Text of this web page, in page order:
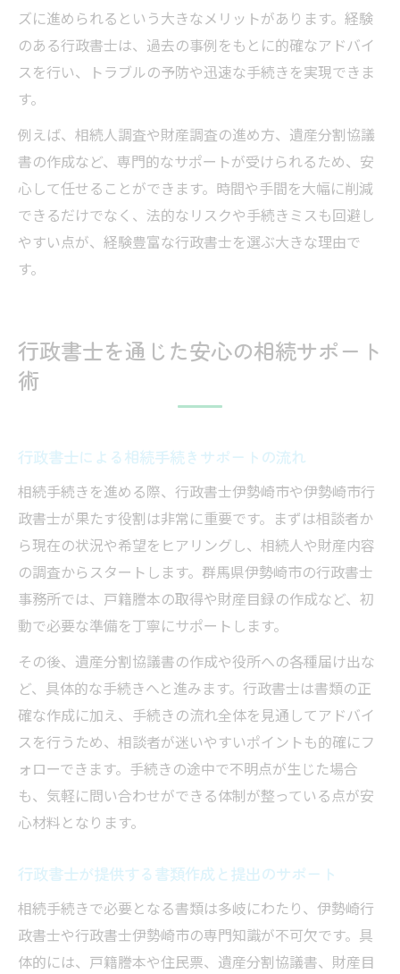
ズに進められるという大きなメリットがあります。経験
のある行政書士は、過去の事例をもとに的確なアドバイ
スを行い、トラブルの予防や迅速な手続きを実現できま
す。
例えば、相続人調査や財産調査の進め方、遺産分割協議
書の作成など、専門的なサポートが受けられるため、安
心して任せることができます。時間や手間を大幅に削減
できるだけでなく、法的なリスクや手続きミスも回避し
やすい点が、経験豊富な行政書士を選ぶ大きな理由で
す。
行政書士を通じた安心の相続サポート
術
行政書士による相続手続きサポートの流れ
相続手続きを進める際、行政書士伊勢崎市や伊勢崎市行
政書士が果たす役割は非常に重要です。まずは相談者か
ら現在の状況や希望をヒアリングし、相続人や財産内容
の調査からスタートします。群馬県伊勢崎市の行政書士
事務所では、戸籍謄本の取得や財産目録の作成など、初
動で必要な準備を丁寧にサポートします。
その後、遺産分割協議書の作成や役所への各種届け出な
ど、具体的な手続きへと進みます。行政書士は書類の正
確な作成に加え、手続きの流れ全体を見通してアドバイ
スを行うため、相談者が迷いやすいポイントも的確にフ
ォローできます。手続きの途中で不明点が生じた場合
も、気軽に問い合わせができる体制が整っている点が安
心材料となります。
行政書士が提供する書類作成と提出のサポート
相続手続きで必要となる書類は多岐にわたり、伊勢崎行
政書士や行政書士伊勢崎市の専門知識が不可欠です。具
体的には、戸籍謄本や住民票、遺産分割協議書、財産目